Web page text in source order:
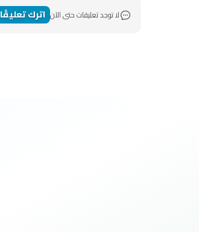
لا توجد تعليقات حتى الآن اترك تعليقًا